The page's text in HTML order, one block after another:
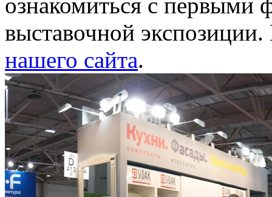
выставочной
нашего сайта.